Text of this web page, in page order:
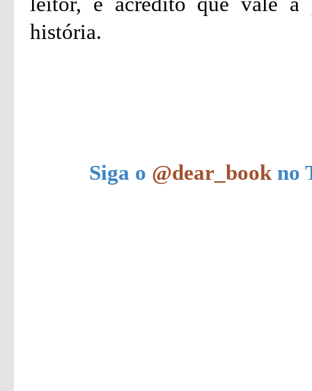
história.
Siga o @dear_book no